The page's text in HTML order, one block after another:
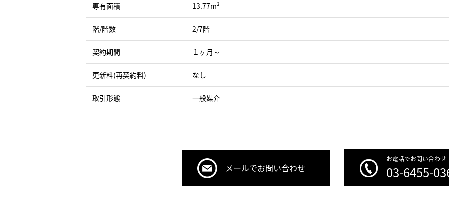
専有面積 13.77m²
階/階数 2/7階
契約期間 １ヶ月～
更新料(再契約料) なし
取引形態 一般媒介
メールでお問い合わせ
お電話でお問い合わせ
03-6455-